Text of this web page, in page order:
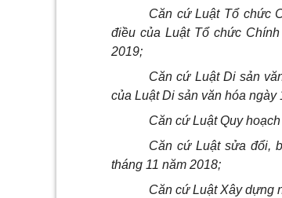
Căn cứ Luật Tổ chức
điều của Luật Tổ chức
2019;
Căn cứ Luật Di sản
của Luật Di sản văn hóa ngày
Căn cứ Luật Quy
Căn cứ Luật sửa đổi,
tháng 11 năm 2018;
Căn cứ Luật Xây dựng